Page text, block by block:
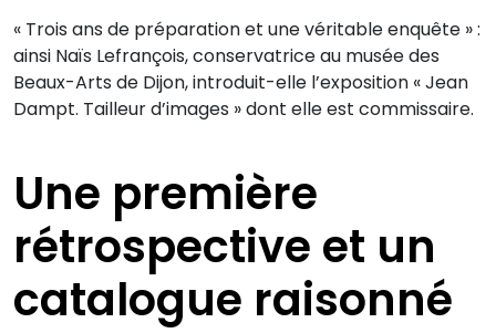
« Trois ans de préparation et une véritable enquête » :
ainsi Naïs Lefrançois, conservatrice au musée des
Beaux-Arts de Dijon, introduit-elle l’exposition « Jean
Dampt. Tailleur d’images » dont elle est commissaire.
Une première
rétrospective et un
catalogue raisonné